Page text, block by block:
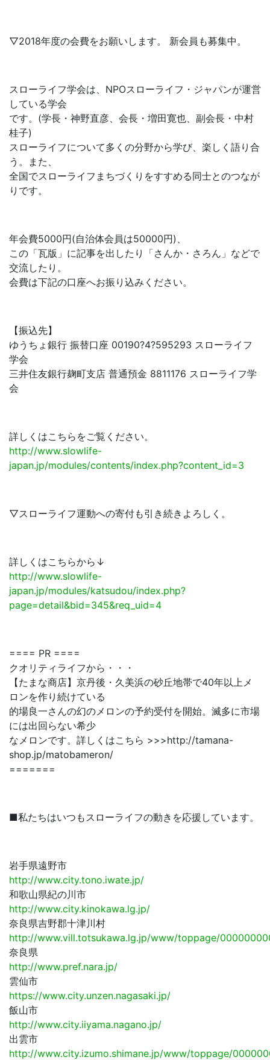
▽2018年度の会費をお願いします。 新会員も募集中。
スローライフ学会は、NPOスローライフ・ジャパンが運営
している学会
です。(学長・神野直彦、会長・増田寛也、副会長・中村
桂子)
スローライフについて多くの分野から学び、楽しく語り合
う。また、
全国でスローライフまちづくりをすすめる同士とのつなが
りです。
年会費5000円(自治体会員は50000円)、
この「瓦版」に記事を出したり「さんか・さろん」などで
交流したり。
会費は下記の口座へお振り込みください。
【振込先】
ゆうちょ銀行 振替口座 00190?4?595293 スローライフ
学会
三井住友銀行麹町支店 普通預金 8811176 スローライフ学
会
詳しくはこちらをご覧ください。
http://www.slowlife-
japan.jp/modules/contents/index.php?content_id=3
▽スローライフ運動への寄付も引き続きよろしく。
詳しくはこちらから↓
http://www.slowlife-
japan.jp/modules/katsudou/index.php?
page=detail&bid=345&req_uid=4
==== PR ====
クオリティライフから・・・
【たまな商店】京丹後・久美浜の砂丘地帯で40年以上メ
ロンを作り続けている
的場良一さんの幻のメロンの予約受付を開始。滅多に市場
には出回らない希少
なメロンです。詳しくはこちら >>>http://tamana-
shop.jp/matobameron/
=======
■私たちはいつもスローライフの動きを応援しています。
岩手県遠野市
http://www.city.tono.iwate.jp/
和歌山県紀の川市
http://www.city.kinokawa.lg.jp/
奈良県吉野郡十津川村
http://www.vill.totsukawa.lg.jp/www/toppage/
奈良県
http://www.pref.nara.jp/
雲仙市
https://www.city.unzen.nagasaki.jp/
飯山市
http://www.city.iiyama.nagano.jp/
出雲市
http://www.city.izumo.shimane.jp/www/toppage/